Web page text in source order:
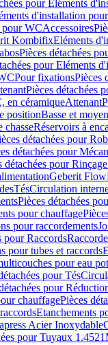
pour Eléments
d'installation
pour WCAccessoires
KombifixEléments
Pièces détachées
pour Eléments
Pour fixationsPièces
Pièces détachées
en céramiqueAttenant
positionBasse et
chasseRéservoirs à
détachées pour
détachées pour
détachées pour
Geberit
TésCirculation
Pièces détachées
pour chauffage
pour raccordements
pour Raccords
pour tubes et raccords
pour eau
pour Tés
pour
chauffagePièces
Etanchements
Acier Inoxydable
pour Tuyaux 1.4521